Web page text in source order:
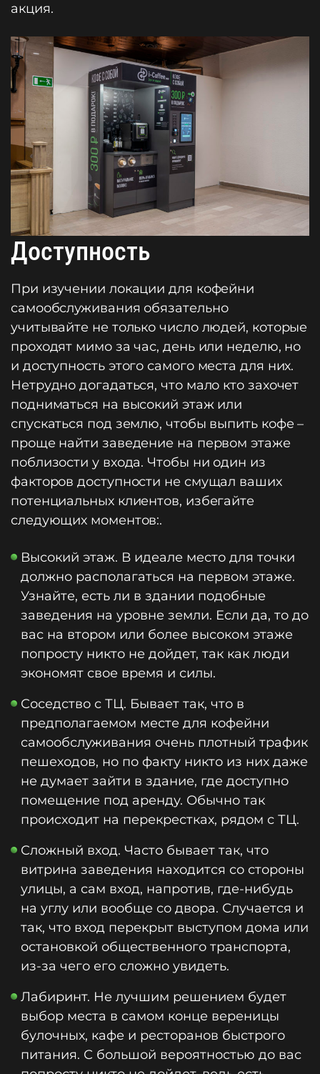
акция.
Доступность
При изучении локации для кофейни
самообслуживания обязательно
учитывайте не только число людей, которые
проходят мимо за час, день или неделю, но
и доступность этого самого места для них.
Нетрудно догадаться, что мало кто захочет
подниматься на высокий этаж или
спускаться под землю, чтобы выпить кофе –
проще найти заведение на первом этаже
поблизости у входа. Чтобы ни один из
факторов доступности не смущал ваших
потенциальных клиентов, избегайте
следующих моментов:.
Высокий этаж. В идеале место для точки
должно располагаться на первом этаже.
Узнайте, есть ли в здании подобные
заведения на уровне земли. Если да, то до
вас на втором или более высоком этаже
попросту никто не дойдет, так как люди
экономят свое время и силы.
Соседство с ТЦ. Бывает так, что в
предполагаемом месте для кофейни
самообслуживания очень плотный трафик
пешеходов, но по факту никто из них даже
не думает зайти в здание, где доступно
помещение под аренду. Обычно так
происходит на перекрестках, рядом с ТЦ.
Сложный вход. Часто бывает так, что
витрина заведения находится со стороны
улицы, а сам вход, напротив, где-нибудь
на углу или вообще со двора. Случается и
так, что вход перекрыт выступом дома или
остановкой общественного транспорта,
из-за чего его сложно увидеть.
Лабиринт. Не лучшим решением будет
выбор места в самом конце вереницы
булочных, кафе и ресторанов быстрого
питания. С большой вероятностью до вас